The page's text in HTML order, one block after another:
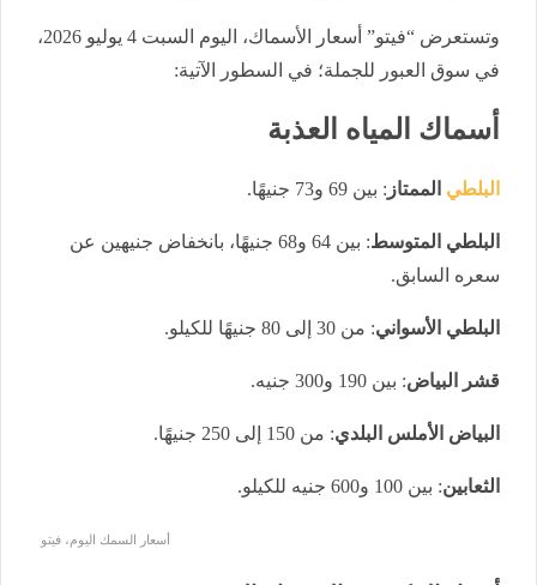
وتستعرض “فيتو” أسعار الأسماك، اليوم السبت 4 يوليو 2026،
في سوق العبور للجملة؛ في السطور الآتية:
أسماك المياه العذبة
البلطي الممتاز : بين 69 و73 جنيهًا.
البلطي المتوسط
: بين 64 و68 جنيهًا، بانخفاض جنيهين عن
سعره السابق.
البلطي الأسواني: من 30 إلى 80 جنيهًا للكيلو.
قشر البياض: بين 190 و300 جنيه.
البياض الأملس البلدي: من 150 إلى 250 جنيهًا.
الثعابين: بين 100 و600 جنيه للكيلو.
أسعار السمك اليوم، فيتو